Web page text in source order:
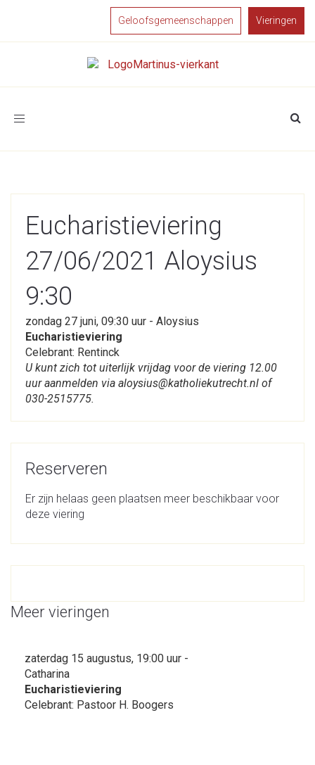
Geloofsgemeenschappen Vieringen
Toggle
Eucharistieviering
27/06/2021 Aloysius
9:30
zondag 27 juni, 09:30 uur - Aloysius
Eucharistieviering
Celebrant: Rentinck
U kunt zich tot uiterlijk vrijdag voor de viering 12.00
uur aanmelden via aloysius@katholiekutrecht.nl of
030-2515775.
Reserveren
Er zijn helaas geen plaatsen meer beschikbaar voor
deze viering
Meer vieringen
zaterdag 15 augustus, 19:00 uur -
Catharina
Eucharistieviering
Celebrant: Pastoor H. Boogers